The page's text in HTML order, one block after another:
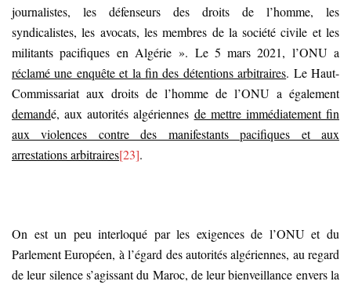
journalistes, les défenseurs des droits de l’homme, les
syndicalistes, les avocats, les membres de la société civile et les
militants pacifiques en Algérie ». Le 5 mars 2021, l’ONU a
réclamé une enquête et la fin des détentions arbitraires. Le Haut-
Commissariat aux droits de l’homme de l’ONU a également
demandé, aux autorités algériennes de mettre immédiatement fin
aux violences contre des manifestants pacifiques et aux
arrestations arbitraires[23].
On est un peu interloqué par les exigences de l’ONU et du
Parlement Européen, à l’égard des autorités algériennes, au regard
de leur silence s’agissant du Maroc, de leur bienveillance envers la